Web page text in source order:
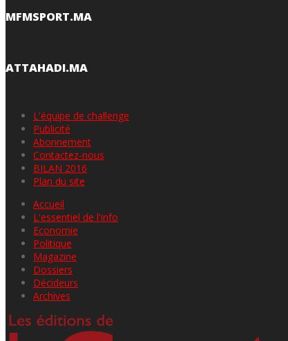
MFMSPORT.MA
ATTAHADI.MA
L'équipe de challenge
Publicité
Abonnement
Contactez-nous
BILAN 2016
Plan du site
Accueil
L'essentiel de l'info
Economie
Politique
Magazine
Dossiers
Décideurs
Archives